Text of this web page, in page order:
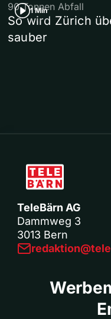
1 Min
90 Tonnen Abfall
So wird Zürich
sauber
TeleBärn AG
Dammweg 3
3013 Bern